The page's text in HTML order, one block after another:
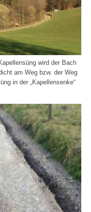
wird der Bach
am Weg bzw. der Weg
in der „Kapellensenke“